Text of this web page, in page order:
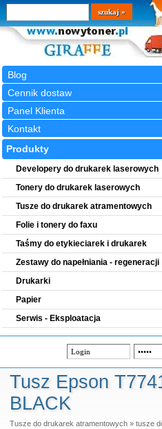
Blog
Cennik dostaw
Panel Klienta
Kontakt
Wyszukiwarka
szukaj
Produkty
Developery do drukarek laserowych
Tonery do drukarek laserowych
Tusze do drukarek atramentowych
Folie i tonery do faxu
Taśmy do etykieciarek i drukarek
Zestawy do napełniania - regeneracji
Drukarki
Papier
Serwis - Eksploatacja
Tusz Epson
BLACK
Tusze do drukarek atramentowych» tusze